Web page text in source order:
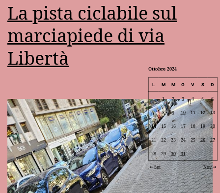
La pista ciclabile sul
marciapiede di via
Libertà
Ottobre 2024
L M M G V S D
1 2 3 4 5 6
7 8 9 10 11 12 13
14 15 16 17 18 19 20
21 22 23 24 25 26 27
28 29 30 31
Set Nov